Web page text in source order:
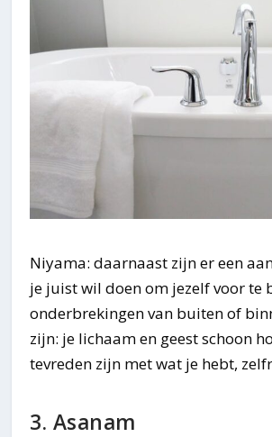
Niyama: daarnaast zijn er een
je juist wil doen om jezelf voor te
onderbrekingen van buiten of
zijn: je lichaam en geest schoon
tevreden zijn met wat je hebt,
3. Asanam